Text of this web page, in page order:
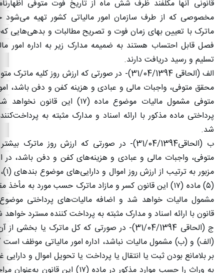
قانونی آنها مکلفند ظرف شش ماه از تاریخ فوت متوفی
مخصوصی که از طرف سازمان امور مالیاتی کشور تهیه می‌شود
ماترک با تعیین بهای زمان فوت و تصریح مطالبات و بدهی‌هایی
فصل قابل احتساب هستند به ضمیمه مدارک زیر به اداره امور
تسلیم و رسید دریافت دارند.
الف (الحاقی31/04/1394)-
در صورتی که ارزش روز کلیه ماترک
محقق متوفی، واجبات مالی و عبادی و هزینه کفن‌ و دفن باشد،
متوفی مشمول مالیات موضوع ماده (۱۷)
این قانون نخواهد
پرداختی ماده مذکور با ارائه اسناد و مدارک مثبته به
شد.
ب (الحاقی31/04/1394)-
در صورتی که ارزش روز ماترک
متوفی، واجبات مالی و عبادی و هزینه‌های کفن ‌و دفن باشد، در
مزبور به ترتیب از ارزش روز اموال و دارایی‌های موضوع بندهای (۱)
(۵) ماده (۱۷) این قانون کسر و مازاد ماترک حسب مورد به مأخذ
مشمول مالیات خواهد شد و اضافه مالیات‌های پرداختی
قانون با ارائه اسناد و مدارک مثبته به پرداخت‌ کننده مسترد
ج (الحاقی 31/04/1394)-
در صورتی که کل ماترک یا بخشی از
(الف) و (ب) مشمول مالیات نباشد، اداره امور مالیاتی موظف است
بر بلامانع بودن ثبت یا انتقال یا پرداخت یا تحویل اموال و
به وراث را حسب موارد مذکور در ماده (۱۷) این قانون به‌عنوان